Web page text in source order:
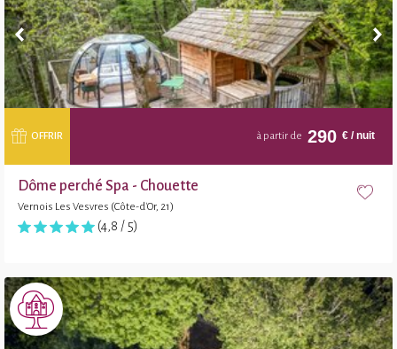
OFFRIR à partir de 290 € / nuit
Dôme perché Spa - Chouette
Vernois Les Vesvres (Côte-d'Or, 21)
(4,8 / 5)